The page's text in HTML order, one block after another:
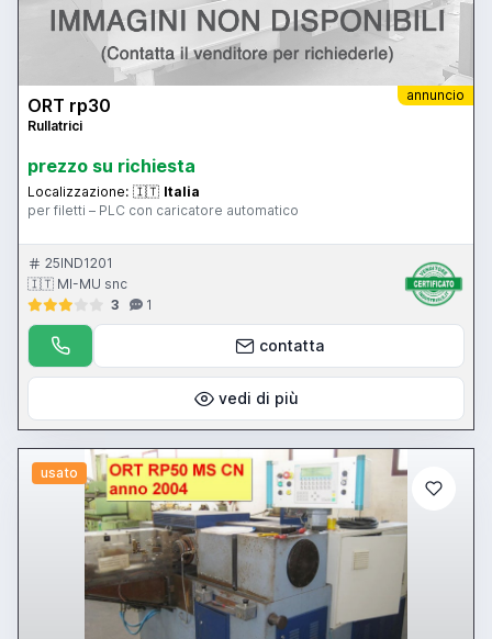
annuncio
ORT rp30
Rullatrici
prezzo su richiesta
Localizzazione: 🇮🇹 Italia
per filetti – PLC con caricatore automatico
25IND1201
🇮🇹 MI-MU snc
3
1
contatta
vedi di più
usato